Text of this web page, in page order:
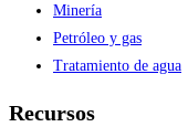
Minería
Petróleo y gas
Tratamiento de agua
Recursos